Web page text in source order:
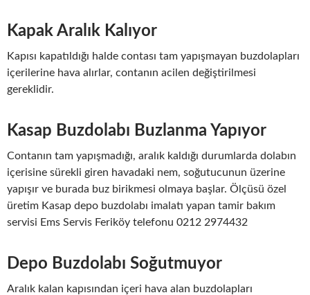
Kapak Aralık Kalıyor
Kapısı kapatıldığı halde contası tam yapışmayan buzdolapları
içerilerine hava alırlar, contanın acilen değiştirilmesi
gereklidir.
Kasap Buzdolabı Buzlanma Yapıyor
Contanın tam yapışmadığı, aralık kaldığı durumlarda dolabın
içerisine sürekli giren havadaki nem, soğutucunun üzerine
yapışır ve burada buz birikmesi olmaya başlar. Ölçüsü özel
üretim Kasap depo buzdolabı imalatı yapan tamir bakım
servisi Ems Servis Feriköy telefonu 0212 2974432
Depo Buzdolabı Soğutmuyor
Aralık kalan kapısından içeri hava alan buzdolapları